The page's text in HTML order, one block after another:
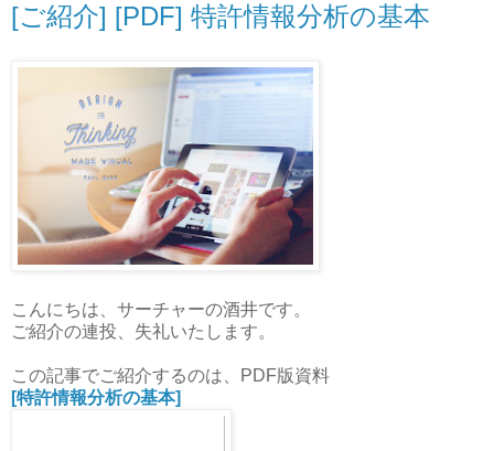
[ご紹介] [PDF] 特許情報分析の基本
こんにちは、サーチャーの酒井です。
ご紹介の連投、失礼いたします。
この記事でご紹介するのは、PDF版資料
[特許情報分析の基本]